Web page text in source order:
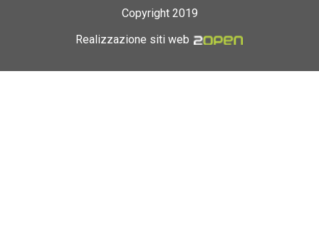
Copyright 2019
Realizzazione siti web